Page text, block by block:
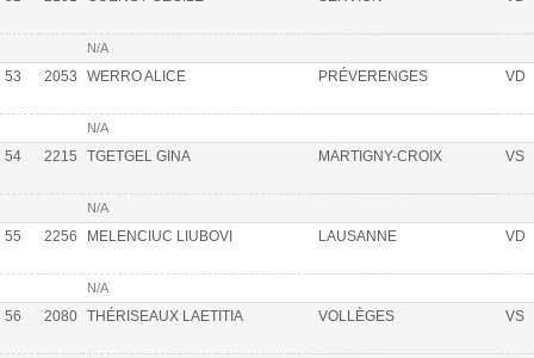
N/A
53 2053 WERRO ALICE PRÉVERENGES VD
N/A
54 2215 TGETGEL GINA MARTIGNY-CROIX VS
N/A
55 2256 MELENCIUC LIUBOVI LAUSANNE VD
N/A
56 2080 THÉRISEAUX LAETITIA VOLLÈGES VS